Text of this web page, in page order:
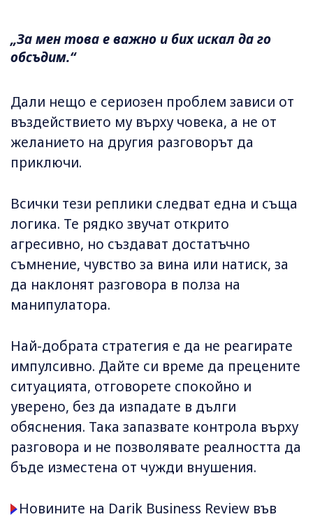
„За мен това е важно и бих искал да го
обсъдим.“
Дали нещо е сериозен проблем зависи от
въздействието му върху човека, а не от
желанието на другия разговорът да
приключи.
Всички тези реплики следват една и съща
логика. Те рядко звучат открито
агресивно, но създават достатъчно
съмнение, чувство за вина или натиск, за
да наклонят разговора в полза на
манипулатора.
Най-добрата стратегия е да не реагирате
импулсивно. Дайте си време да прецените
ситуацията, отговорете спокойно и
уверено, без да изпадате в дълги
обяснения. Така запазвате контрола върху
разговора и не позволявате реалността да
бъде изместена от чужди внушения.
Новините на Darik Business Review във